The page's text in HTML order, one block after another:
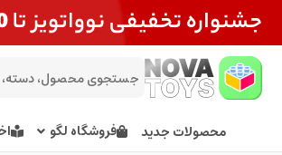
محصولات جدید فروشگاه لگو